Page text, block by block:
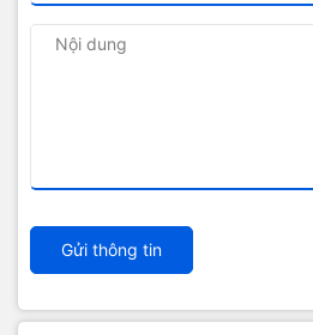
Gửi thông tin